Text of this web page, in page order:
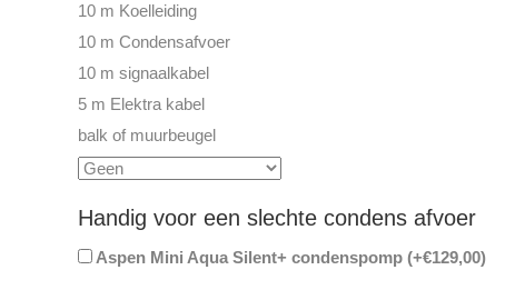
10 m Koelleiding
10 m Condensafvoer
10 m signaalkabel
5 m Elektra kabel
balk of muurbeugel
Handig voor een slechte condens afvoer
Aspen Mini Aqua Silent+ condenspomp (+€129,00)